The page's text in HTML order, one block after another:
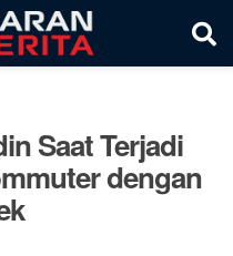
Saat Terjadi
dengan